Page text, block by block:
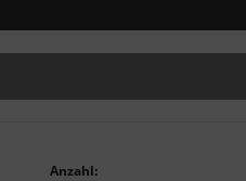
Anzahl: